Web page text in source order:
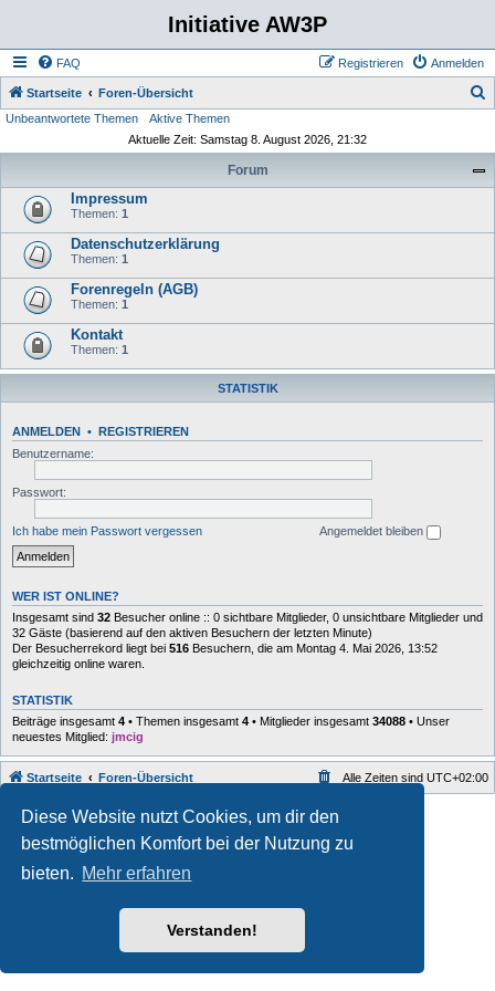
Diese Website nutzt Cookies, um dir den
bestmöglichen Komfort bei der Nutzung zu
bieten. Mehr erfahren
Verstanden!
Initiative AW3P
FAQ Anmelden
Registrieren
Startseite Foren-Übersicht
Unbeantwortete Themen
Aktive Themen
Aktuelle Zeit: Samstag 8. August 2026, 21:32
Forum
Impressum
Themen: 1
Datenschutzerklärung
Themen: 1
Forenregeln (AGB)
Themen: 1
Kontakt
Themen: 1
STATISTIK
ANMELDEN • REGISTRIEREN
Benutzername:
Passwort:
Ich habe mein Passwort vergessen Angemeldet bleiben
WER IST ONLINE?
Insgesamt sind 32 Besucher online :: 0 sichtbare Mitglieder, 0 unsichtbare Mitglieder und
32 Gäste (basierend auf den aktiven Besuchern der letzten Minute)
Der Besucherrekord liegt bei 516 Besuchern, die am Montag 4. Mai 2026, 13:52
gleichzeitig online waren.
STATISTIK
Beiträge insgesamt 4 • Themen insgesamt 4 • Mitglieder insgesamt 34088 • Unser
neuestes Mitglied: jmcig
Startseite Foren-Übersicht Alle Zeiten sind UTC+02:00
Style developer by forum ,
Powered byphpBB ® Forum Software © phpBB Limited
Deutsche Übersetzung durchphpBB.de
Datenschutz